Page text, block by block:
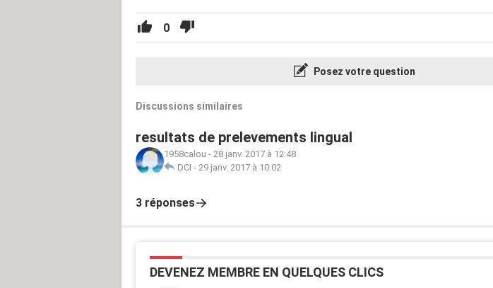
0
Posez votre question
Discussions similaires
resultats de prelevements lingual
1958calou - 28 janv. 2017 à 12:48
DCI - 29 janv. 2017 à 10:02
3 réponses
DEVENEZ MEMBRE EN QUELQUES CLICS